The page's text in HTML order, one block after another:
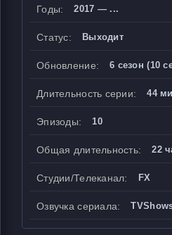
Годы: 2017 — ...
Статус: Выходит
Обновление: 6 сезон (10
Длительность серии: 44
Эпизоды: 10
Общая длительность: 22
Студии/Телеканал: FX
Озвучка сериала: